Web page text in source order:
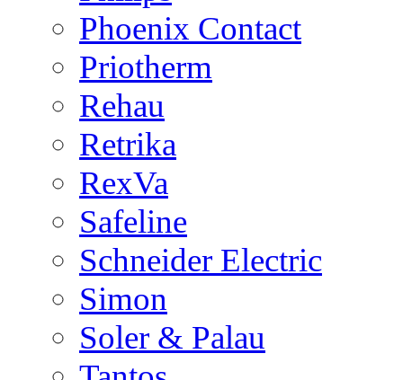
Phoenix Contact
Priotherm
Rehau
Retrika
RexVa
Safeline
Schneider Electric
Simon
Soler & Palau